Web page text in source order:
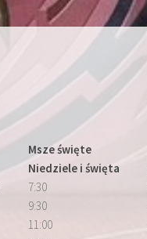
Msze święte
Niedziele i święta
7:30
9:30
11:00